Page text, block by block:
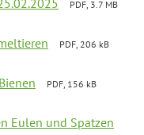
PDF, 3.7 MB
PDF, 206 kB
PDF, 156 kB
Eulen und Spatzen